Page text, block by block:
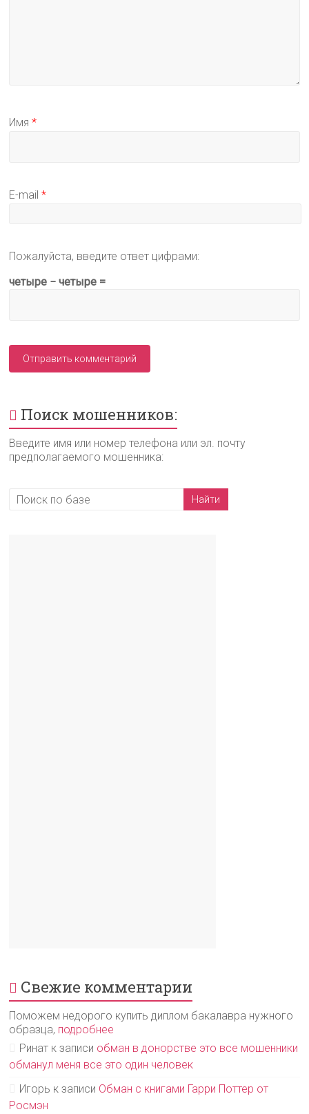
Имя*
E-mail*
Пожалуйста, введите ответ цифрами:
четыре − четыре =
Поиск мошенников:
Введите имя или номер телефона или эл. почту
предполагаемого мошенника:
Свежие комментарии
Поможем недорого купить диплом бакалавра нужного
образца, подробнее
Ринат к записи обман в донорстве это все мошенники
обманул меня все это один человек
Игорь к записи Обман с книгами Гарри Поттер от
Росмэн